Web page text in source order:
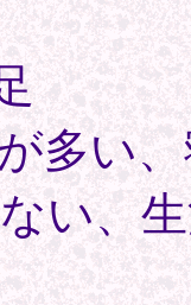
多い
い、